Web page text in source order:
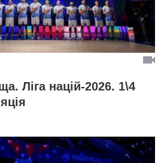
Ліга націй-2026. 1\4